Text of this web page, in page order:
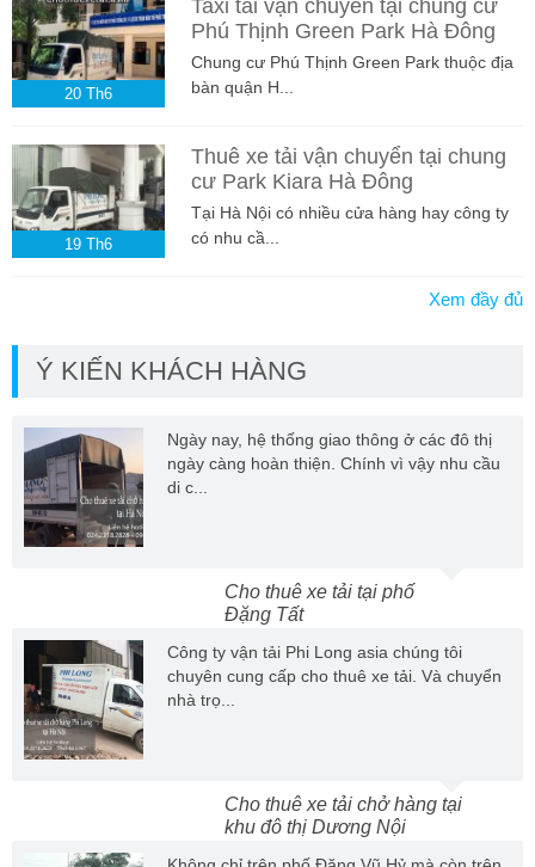
20 Th6
Taxi tải vận chuyển tại chung cư
Phú Thịnh Green Park Hà Đông
Chung cư Phú Thịnh Green Park thuộc địa
bàn quận H...
19 Th6
Thuê xe tải vận chuyển tại chung
cư Park Kiara Hà Đông
Tại Hà Nội có nhiều cửa hàng hay công ty
có nhu cầ...
Xem đầy đủ
Ý KIẾN KHÁCH HÀNG
Ngày nay, hệ thống giao thông ở các đô thị
ngày càng hoàn thiện. Chính vì vậy nhu cầu
di c...
Cho thuê xe tải tại phố
Đặng Tất
Công ty vận tải Phi Long asia chúng tôi
chuyên cung cấp cho thuê xe tải. Và chuyển
nhà trọ...
Cho thuê xe tải chở hàng tại
khu đô thị Dương Nội